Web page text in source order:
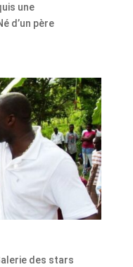
une
d’un père
des stars